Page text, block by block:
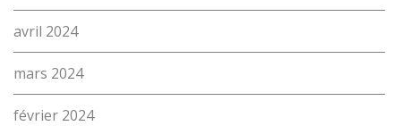
Formations
Promotion des métiers
avril 2024
mars 2024
février 2024